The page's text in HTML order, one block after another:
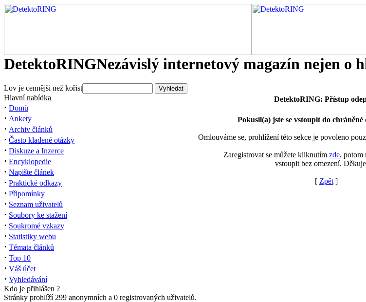
DetektoRINGNezávislý internetový magazín nejen o
Lov je cennější než kořist
Hlavní nabídka
· Domů
· Ankety
· Archiv článků
· Často kladené otázky
· Diskuze a Inzerce
· Encyklopedie
· Napište článek
· Praktické odkazy
· Připomínky
· Seznam uživatelů
· Soubory ke stažení
· Soukromé vzkazy
· Statistiky webu
· Témata článků
· Top 10
· Váš účet
· Vyhledávání
Kdo je přihlášen ?
Stránky prohlíží 299 anonymních a 0 registrovaných uživatelů.
DetektoRING: Přístup
Pokusil(a) jste se vstoupit do chráněné
Omlouváme se, prohlížení této sekce je povoleno
Zaregistrovat se můžete kliknutím zde, potom
vstoupit bez omezení.
[ Zpět]